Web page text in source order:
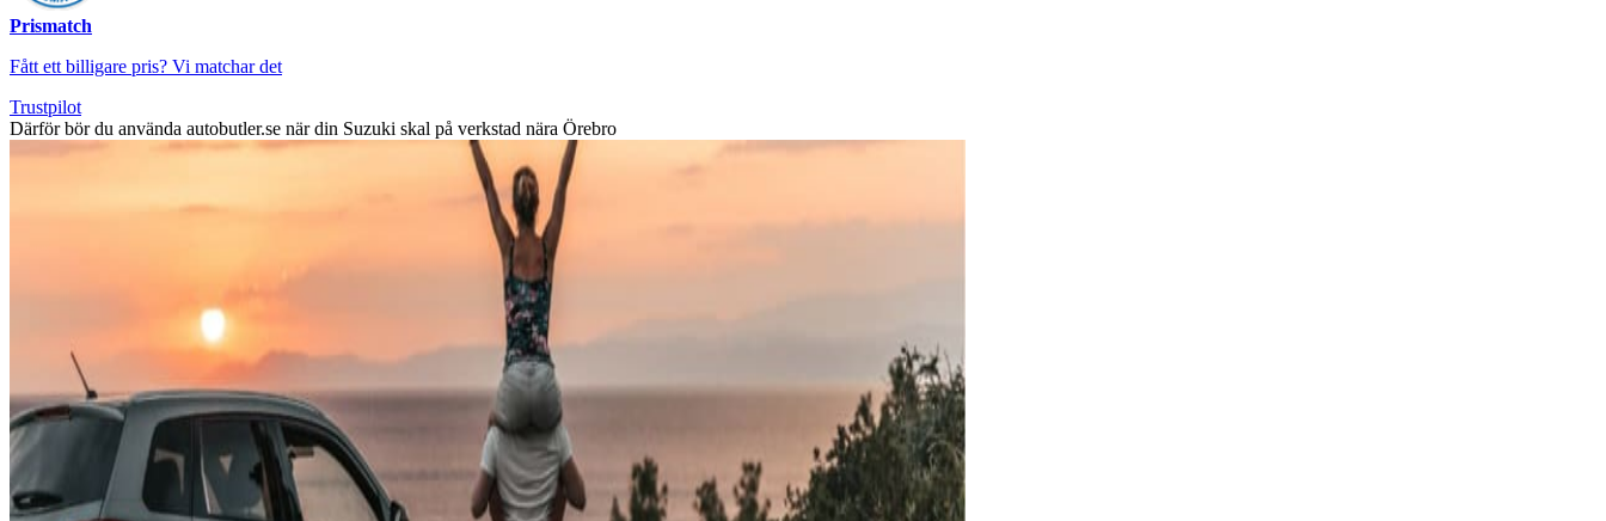
Prismatch
Fått ett billigare pris? Vi matchar det
Trustpilot
Därför bör du använda autobutler.se när din Suzuki skal på verkstad nära Örebro